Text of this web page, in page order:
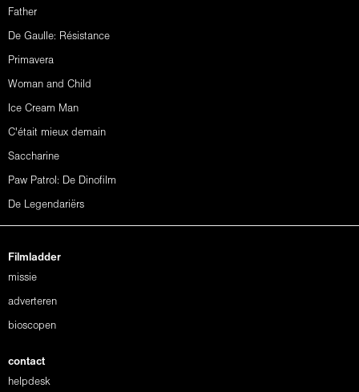
Father
De Gaulle: Résistance
Primavera
Woman and Child
Ice Cream Man
C'était mieux demain
Saccharine
Paw Patrol: De Dinofilm
De Legendariërs
Filmladder
missie
adverteren
bioscopen
contact
helpdesk